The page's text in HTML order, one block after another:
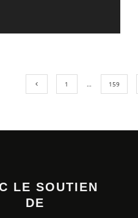
1 … 159
LE SOUTIEN
DE